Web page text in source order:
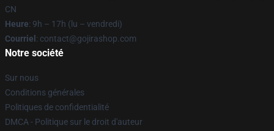
CN
Heure: 9h – 17h (lu – vendredi)
Courriel : contact@gojirashop.com
Notre société
Sur nous
Conditions générales
Politiques de confidentialité
DMCA - Politique sur le droit d'auteur